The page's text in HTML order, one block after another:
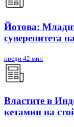
Йотова:
суверенитета
преди 42 мин
Властите в
кетамин на